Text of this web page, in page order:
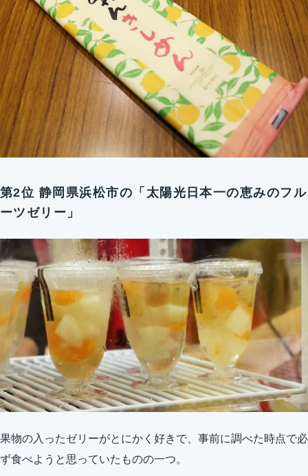
第2位 静岡県浜松市の「太陽光日本一の恵みのフル
ーツゼリー」
果物の入ったゼリーがとにかく好きで、事前に調べた時点で必
ず食べようと思っていたものの一つ。